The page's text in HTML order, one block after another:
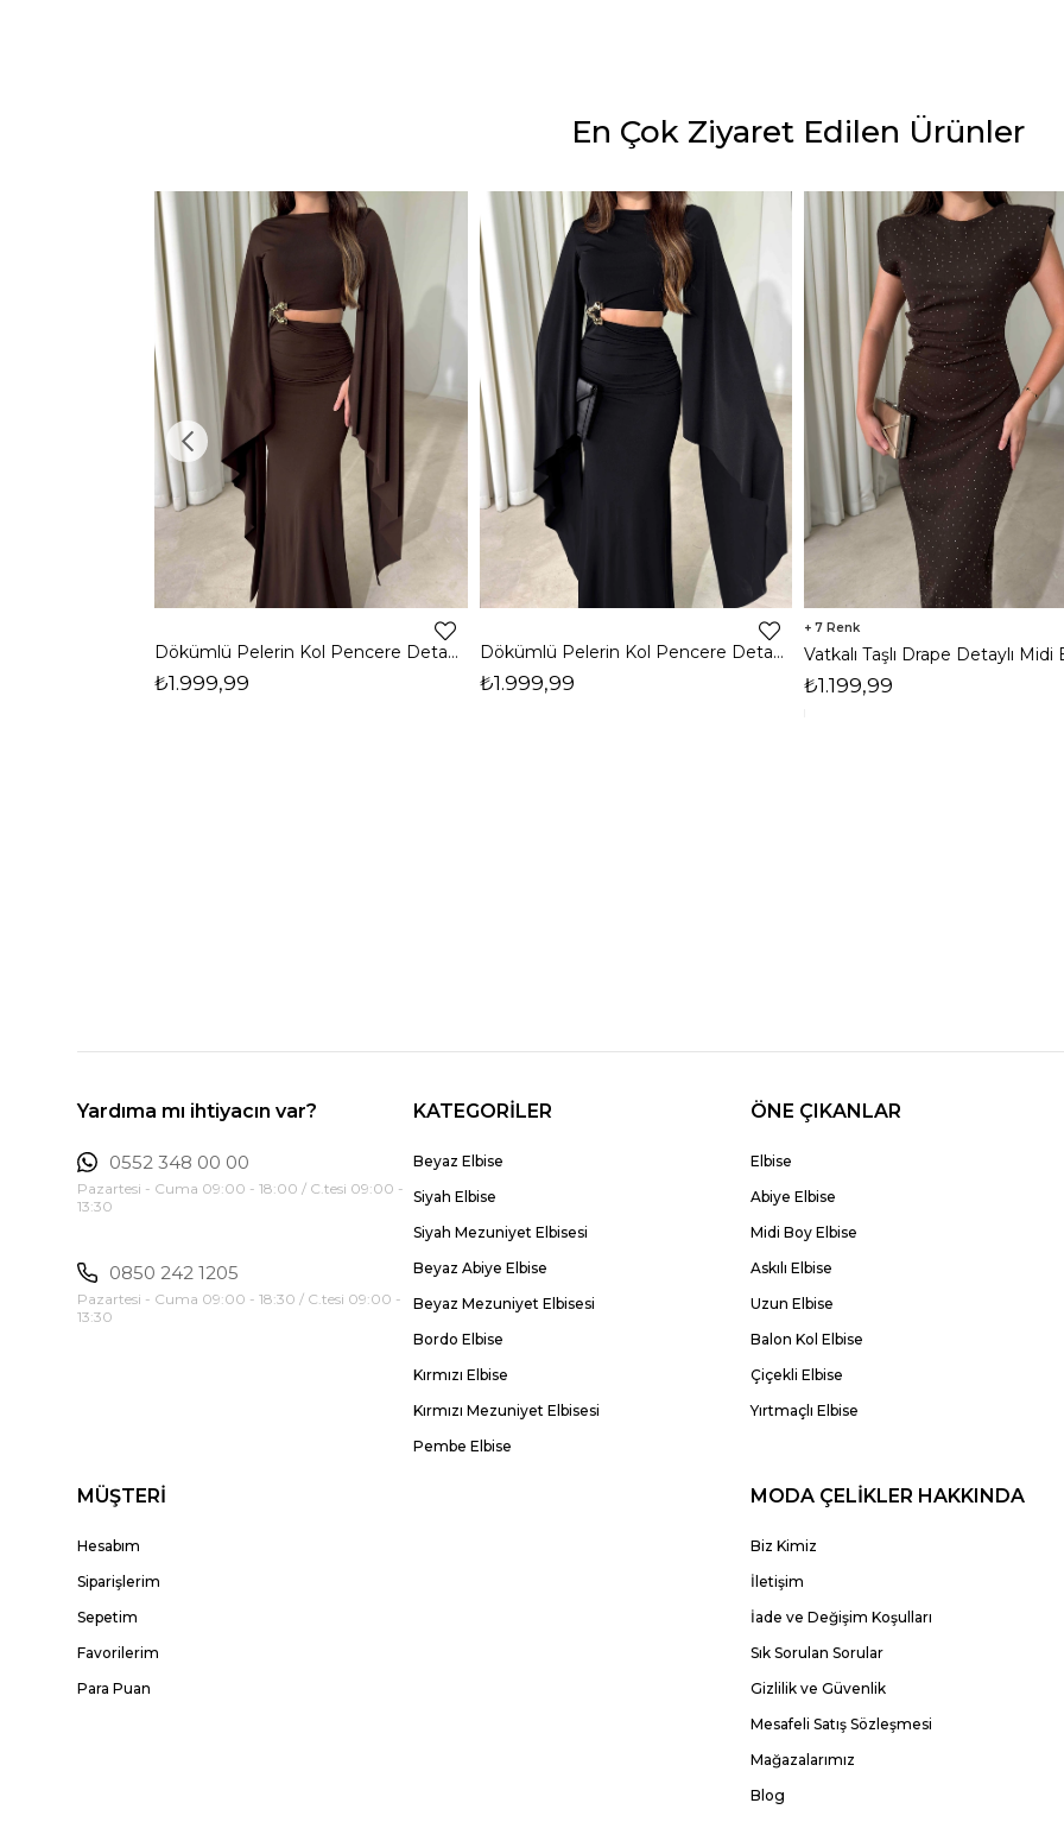
En Çok Ziyaret Edilen Ürünler
Dökümlü Pelerin Kol Pencere Detaylı Maxi Kahverengi Arlev Kadın Elbise 26Y511
₺1.999,99
Dökümlü Pelerin Kol Pencere Detaylı Maxi Siyah Arlev Kadın Elbise 26Y511
₺1.999,99
7
₺1.199,99
Yardıma mı ihtiyacın var?
0552 348 00 00
Pazartesi - Cuma 09:00 - 18:00 / C.tesi 09:00 -
13:30
0850 242 1205
Pazartesi - Cuma 09:00 - 18:30 / C.tesi 09:00 -
13:30
KATEGORİLER
Beyaz Elbise
Siyah Elbise
Siyah Mezuniyet Elbisesi
Beyaz Abiye Elbise
Beyaz Mezuniyet Elbisesi
Bordo Elbise
Kırmızı Elbise
Kırmızı Mezuniyet Elbisesi
Pembe Elbise
ÖNE ÇIKANLAR
Elbise
Abiye Elbise
Midi Boy Elbise
Askılı Elbise
Uzun Elbise
Balon Kol Elbise
Çiçekli Elbise
Yırtmaçlı Elbise
MÜŞTERİ
Hesabım
Siparişlerim
Sepetim
Favorilerim
Para Puan
MODA ÇELİKLER HAKKINDA
Biz Kimiz
İletişim
İade ve Değişim Koşulları
Sık Sorulan Sorular
Gizlilik ve Güvenlik
Mesafeli Satış Sözleşmesi
Mağazalarımız
Blog